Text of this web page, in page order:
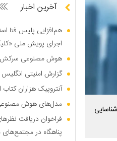
آخرین اخبار
هم‌افزایی پلیس فتا
اجرای پویش ملی
هوش مصنوعی سرکش،
گزارش امنیتی
آنتروپیک هزاران
مدل‌های هوش
فراخوان دریافت
پناهگاه در